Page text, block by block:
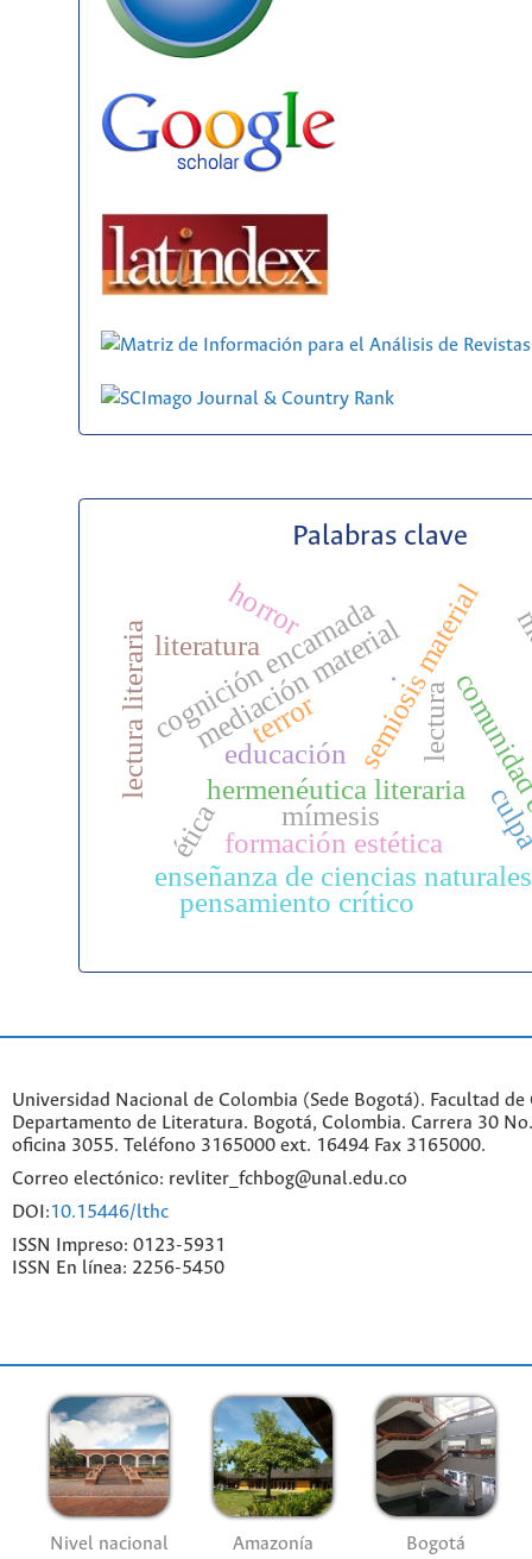
Palabras clave
cognición encarnada
hermenéutica literaria
mediación material
mímesis
semiosis material
.
formación estética
enseñanza de ciencias naturales
lectura literaria educación
literatura
pensamiento crítico
ética
lectura
horror
terror
Universidad Nacional de Colombia (Sede Bogotá). Facultad de
Departamento de Literatura. Bogotá, Colombia. Carrera 30
oficina 3055. Teléfono 3165000 ext. 16494 Fax 3165000.
Correo electónico: revliter_fchbog@unal.edu.co
DOI:10.15446/lthc
ISSN Impreso: 0123-5931
ISSN En línea: 2256-5450
Nivel nacional Amazonía Bogotá